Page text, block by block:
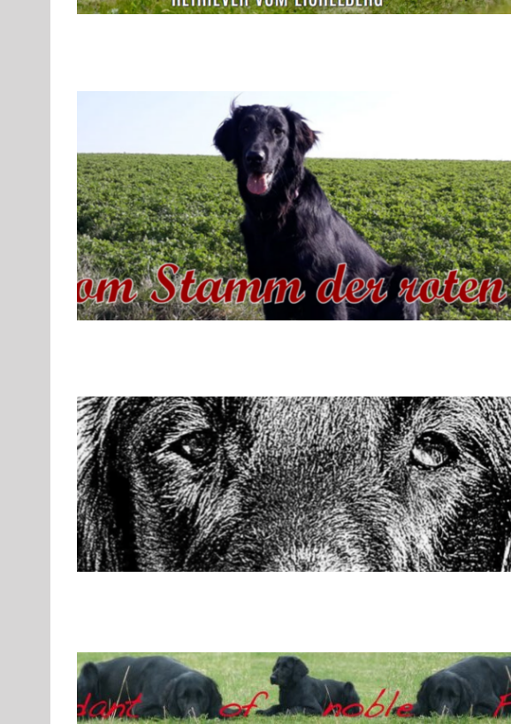
Flat Coated Retriever & Golden Retriever – vom Eichelberg
Gruppe 8-Sektion 1
Gruppe 8-Sektion 1 Züchter Flatcoated Retriever
Gruppe 8-Sektion 1-Flatcoated Retriever Landesgruppe Retriever Rassehunde
Standard Rassehunde von A bis Z Rassehundezüchter
Flat Coated Retriever – vom Stamm der roten Gazelle
F Gruppe 8 Gruppe 8-Sektion 1 Gruppe 8-Sektion 1 Züchter Flatcoated Retriever
Gruppe 8-Sektion 1-Flatcoated Retriever Landesgruppe Retriever Rassehunde
Standard Rassehunde von A bis Z Rassehundezüchter
Flat Coated Retriever – vom Ettersberg
F Gruppe 8 Gruppe 8-Sektion 1
Gruppe 8-Sektion 1 Züchter Flatcoated Retriever
Gruppe 8-Sektion 1-Flatcoated Retriever
Landesgruppe Retriever
Rassehunde
Standard Rassehunde von A bis Z Rassehundezüchter